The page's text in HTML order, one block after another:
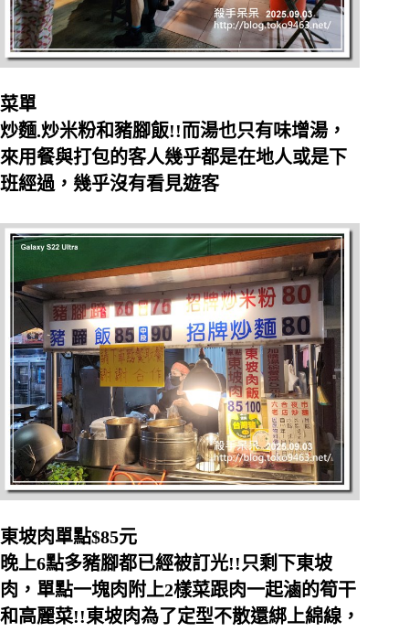
菜單
炒麵.炒米粉和豬腳飯!!而湯也只有味增湯，
來用餐與打包的客人幾乎都是在地人或是下
班經過，幾乎沒有看見遊客
東坡肉單點$85元
晚上6點多豬腳都已經被訂光!!只剩下東坡
肉，單點一塊肉附上2樣菜跟肉一起滷的筍干
和高麗菜!!東坡肉為了定型不散還綁上綿線，